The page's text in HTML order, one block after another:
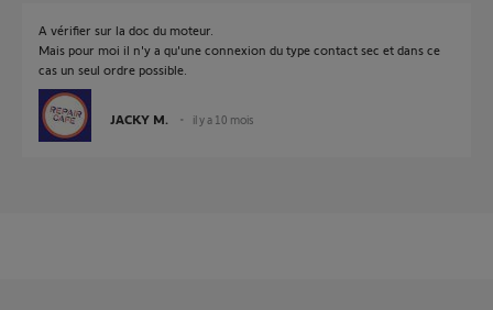
A vérifier sur la doc du moteur.
Mais pour moi il n'y a qu'une connexion du type contact sec et dans ce
cas un seul ordre possible.
JACKY M. il y a 10 mois